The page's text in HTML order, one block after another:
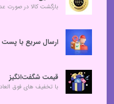
بازگشت کالا در صورت
ارسال سریع با پست
قیمت شگفت‌انگیز
با تخفیف های فوق